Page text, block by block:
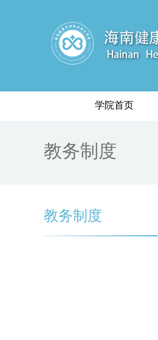
学院首页
教务制度
教务制度